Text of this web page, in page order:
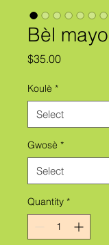
Bèl
$35.00Price
Koulè *
Gwosè *
Quantity *